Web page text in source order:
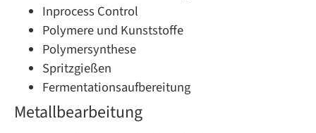
Inprocess Control
Polymere und Kunststoffe
Polymersynthese
Spritzgießen
Fermentationsaufbereitung
Metallbearbeitung